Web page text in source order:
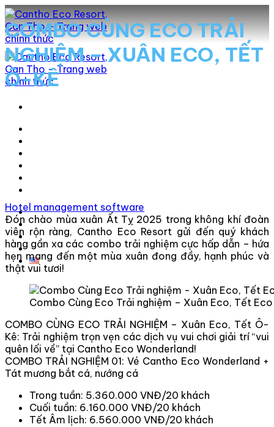
Skip
to
content
Eco Wonderland
ECO FARM
ECO SAFARI
Trải nghiệm 360°
COMBO CÙNG ECO TRẢI
NGHIỆM – XUÂN ECO, TẾT
Ô-KÊ
Hotel management software
Đón chào mùa xuân Ất Tỵ 2025 trong không khí đoàn
viên rộn ràng, Cantho Eco Resort gửi đến quý khách
hàng gần xa các combo trải nghiệm cực hấp dẫn – hứa
hẹn mang đến một mùa xuân đong đầy, hạnh phúc và
thật vui tươi!
Combo Cùng Eco Trải nghiệm – Xuân Eco, Tết Eco
COMBO CÙNG ECO TRẢI NGHIỆM – Xuân Eco, Tết Ô-
Kê: Trải nghiệm trọn vẹn các dịch vụ vui chơi giải trí “vui
quên lối về” tại Cantho Eco Wonderland!
COMBO TRẢI NGHIỆM 01: Vé Cantho Eco Wonderland +
Tát mương bắt cá, nướng cá
Trong tuần: 5.360.000 VNĐ/20 khách
Cuối tuần: 6.160.000 VNĐ/20 khách
Tết Âm lịch: 6.560.000 VNĐ/20 khách